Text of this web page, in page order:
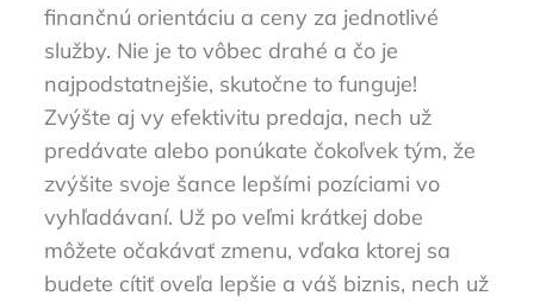
finančnú orientáciu a ceny za jednotlivé
služby. Nie je to vôbec drahé a čo je
najpodstatnejšie, skutočne to funguje!
Zvýšte aj vy efektivitu predaja, nech už
predávate alebo ponúkate čokoľvek tým, že
zvýšite svoje šance lepšími pozíciami vo
vyhľadávaní. Už po veľmi krátkej dobe
môžete očakávať zmenu, vďaka ktorej sa
budete cítiť oveľa lepšie a váš biznis, nech už